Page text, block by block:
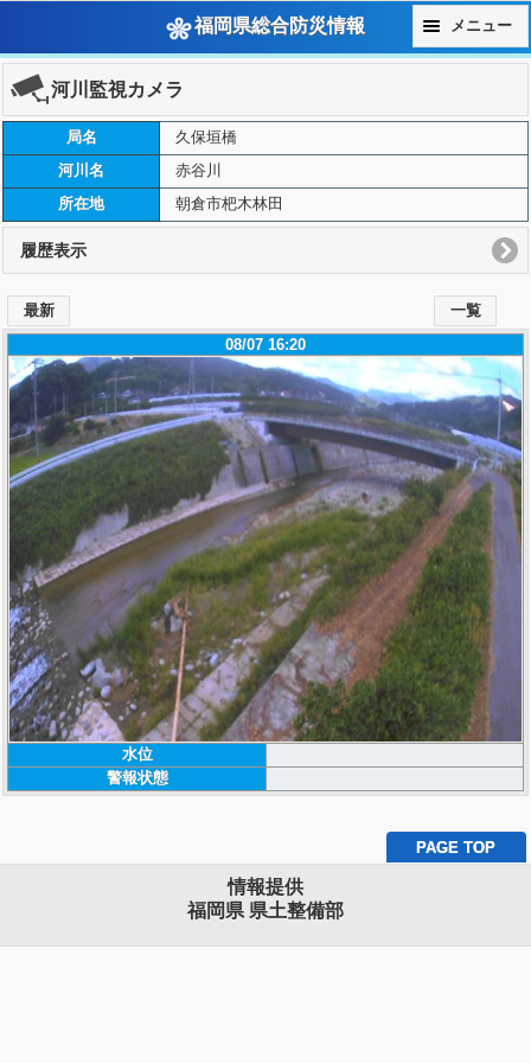
福岡県総合防災情報 メニュー
河川監視カメラ
局名
久保垣橋
河川名
赤谷川
所在地
朝倉市杷木林田
履歴表示
最新 一覧
08/07 16:20
水位
警報状態
PAGE TOP
情報提供
福岡県 県土整備部